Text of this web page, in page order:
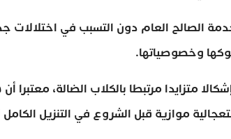
العام دون التسبب في اختلالات
وخصوصياتها.
متزايدا مرتبطا بالكلاب الضالة، معتبرا
موازية قبل الشروع في التنزيل الكامل